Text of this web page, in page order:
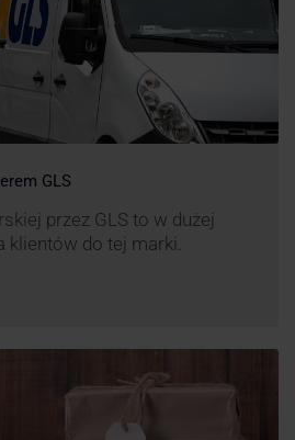
GLS
przez GLS to w dużej
klientów do tej marki.